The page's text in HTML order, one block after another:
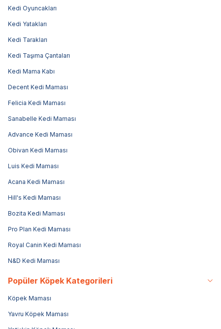
Kedi Oyuncakları
Kedi Yatakları
Kedi Tarakları
Kedi Taşıma Çantaları
Kedi Mama Kabı
Decent Kedi Maması
Felicia Kedi Maması
Sanabelle Kedi Maması
Advance Kedi Maması
Obivan Kedi Maması
Luis Kedi Maması
Acana Kedi Maması
Hill's Kedi Maması
Bozita Kedi Maması
Pro Plan Kedi Maması
Royal Canin Kedi Maması
N&D Kedi Maması
Popüler Köpek Kategorileri
Köpek Maması
Yavru Köpek Maması